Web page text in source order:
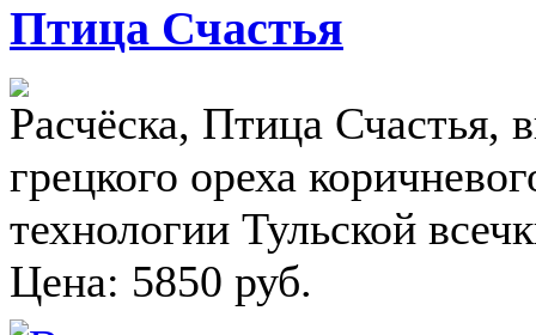
Птица Счастья
Расчёска, Птица Счастья,
грецкого ореха
технологии Тульской
Цена: 5850 руб.